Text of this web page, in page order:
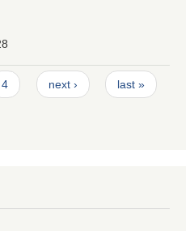
4 next › last »